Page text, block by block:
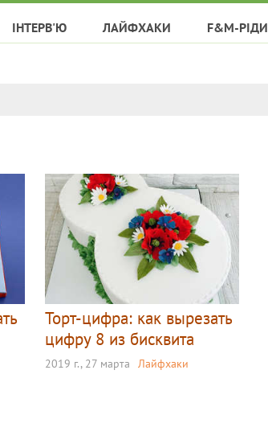
ІНТЕРВ'Ю ЛАЙФХАКИ F&M-РІДИ
Торт-цифра: как вырезать
цифру 8 из бисквита
2019 г., 27 марта Лайфхаки